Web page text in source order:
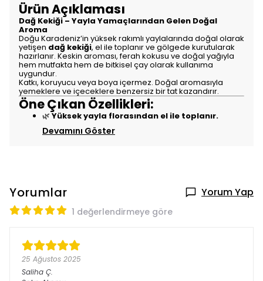
Ürün Açıklaması
Dağ Kekiği – Yayla Yamaçlarından Gelen Doğal
Aroma
Doğu Karadeniz’in yüksek rakımlı yaylalarında doğal olarak
yetişen dağ kekiği, el ile toplanır ve gölgede kurutularak
hazırlanır. Keskin aroması, ferah kokusu ve doğal yağıyla
hem mutfakta hem de bitkisel çay olarak kullanıma
uygundur.
Katkı, koruyucu veya boya içermez. Doğal aromasıyla
yemeklere ve içeceklere benzersiz bir tat kazandırır.
Öne Çıkan Özellikleri:
🌿Yüksek yayla florasından el ile toplanır.
Devamını Göster
Yorumlar Yorum Yap
1 değerlendirmeye göre
25 Ağustos 2025
Saliha Ç.